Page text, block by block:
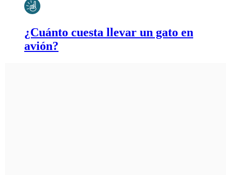
¿Cuánto cuesta llevar un gato en
avión?